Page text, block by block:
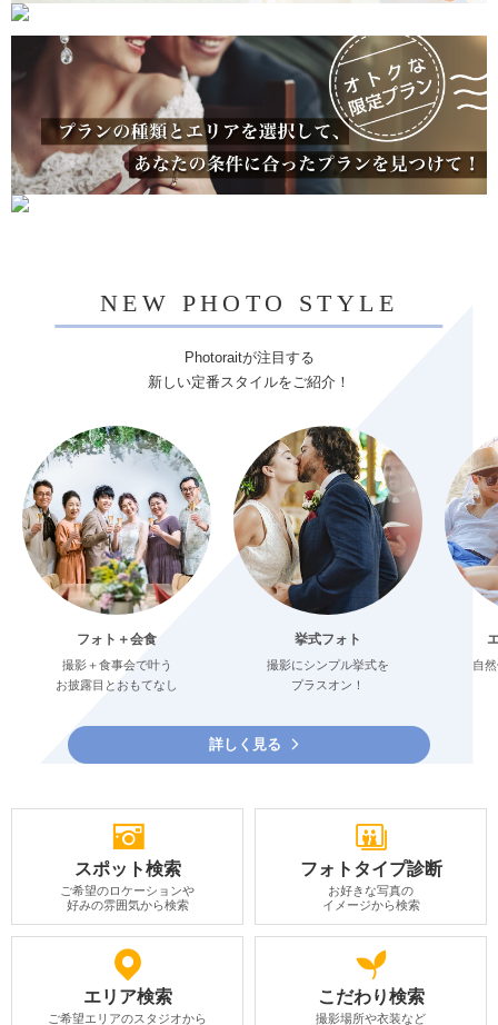
NEW PHOTO STYLE
Photoraitが注目する
新しい定番スタイルをご紹介！
フォト＋会食
撮影＋食事会で叶う
お披露目とおもてなし
挙式フォト
撮影にシンプル挙式を
プラスオン！
自
詳しく見る
スポット検索
ご希望のロケーションや
好みの雰囲気から検索
フォトタイプ診断
お好きな写真の
イメージから検索
エリア検索
ご希望エリアのスタジオから
こだわり検索
撮影場所や衣装など